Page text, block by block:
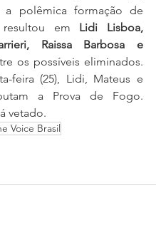
a polêmica formação de
em Lidi Lisboa,
Raissa Barbosa e
os possíveis eliminados.
feira (25), Lidi, Mateus e
a Prova de Fogo.
vetado.
Voice Brasil